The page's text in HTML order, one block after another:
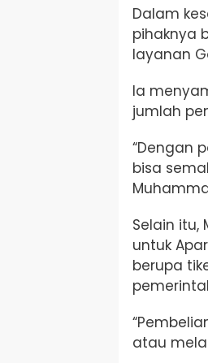
Dalam
pihaknya
layanan
Ia
jumlah
“Dengan
bisa
Selain
untuk
berupa
atau